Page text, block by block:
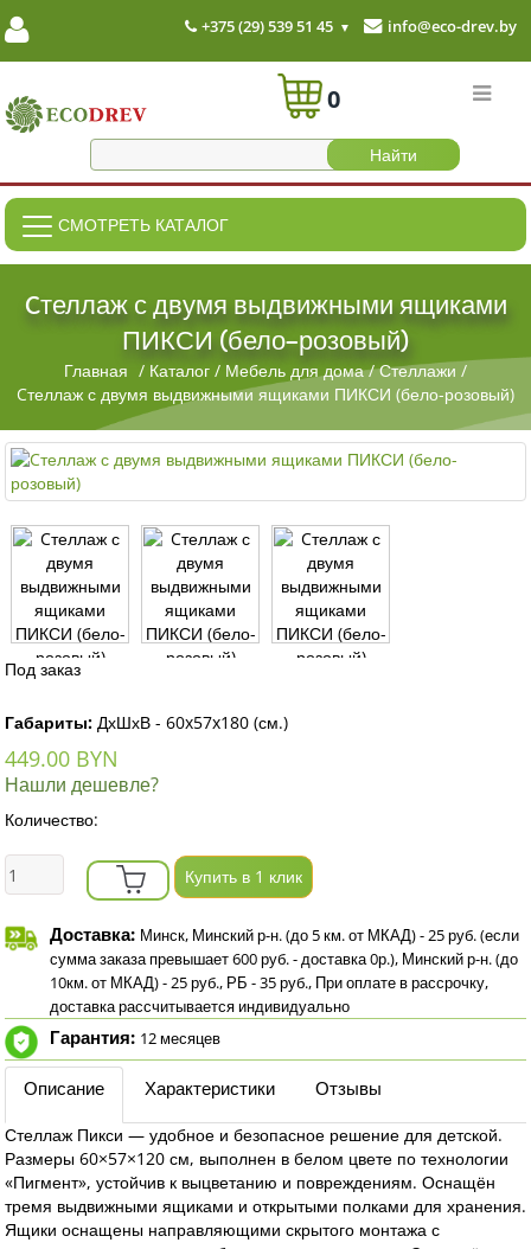
+375 (29) 539 51 45 info@eco-drev.by
0
СМОТРЕТЬ КАТАЛОГ
Cтеллаж с двумя выдвижными ящиками
ПИКСИ (бело-розовый)
Главная / Каталог / Мебель для дома/Стеллажи /
Cтеллаж с двумя выдвижными ящиками ПИКСИ (бело-розовый)
Под заказ
Габариты: ДхШхВ - 60x57x180 (см.)
449.00 BYN
Нашли дешевле?
Количество:
Купить в 1 клик
Доставка: Минск, Минский р-н. (до 5 км. от МКАД) - 25 руб. (если
сумма заказа превышает 600 руб. - доставка 0р.), Минский р-н. (до
10км. от МКАД) - 25 руб., РБ - 35 руб., При оплате в рассрочку,
доставка рассчитывается индивидуально
Гарантия: 12 месяцев
Описание Характеристики Отзывы
Стеллаж Пикси — удобное и безопасное решение для детской.
Размеры 60×57×120 см, выполнен в белом цвете по технологии
«Пигмент», устойчив к выцветанию и повреждениям. Оснащён
тремя выдвижными ящиками и открытыми полками для хранения.
Ящики оснащены направляющими скрытого монтажа с